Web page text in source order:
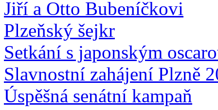
Jiří a Otto Bubeníčkovi
Plzeňský šejkr
Setkání s japonským
Slavnostní zahájení Plzně
Úspěšná senátní kampaň